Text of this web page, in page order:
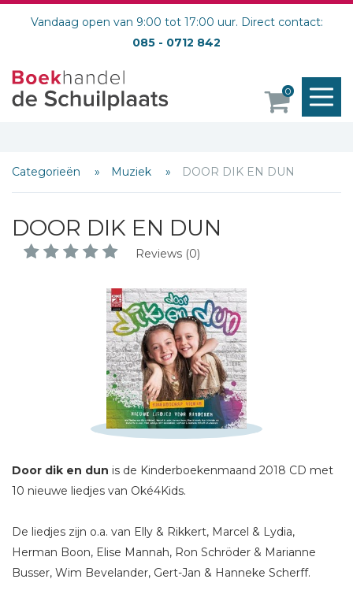
Vandaag open van 9:00 tot 17:00 uur. Direct contact:
085 - 0712 842
0
Categorieën Muziek DOOR DIK EN DUN
DOOR DIK EN DUN
Reviews (0)
Door dik en dun is de Kinderboekenmaand 2018 CD met
10 nieuwe liedjes van Oké4Kids.
De liedjes zijn o.a. van Elly & Rikkert, Marcel & Lydia,
Herman Boon, Elise Mannah, Ron Schröder & Marianne
Busser, Wim Bevelander, Gert-Jan & Hanneke Scherff.
* = verplicht